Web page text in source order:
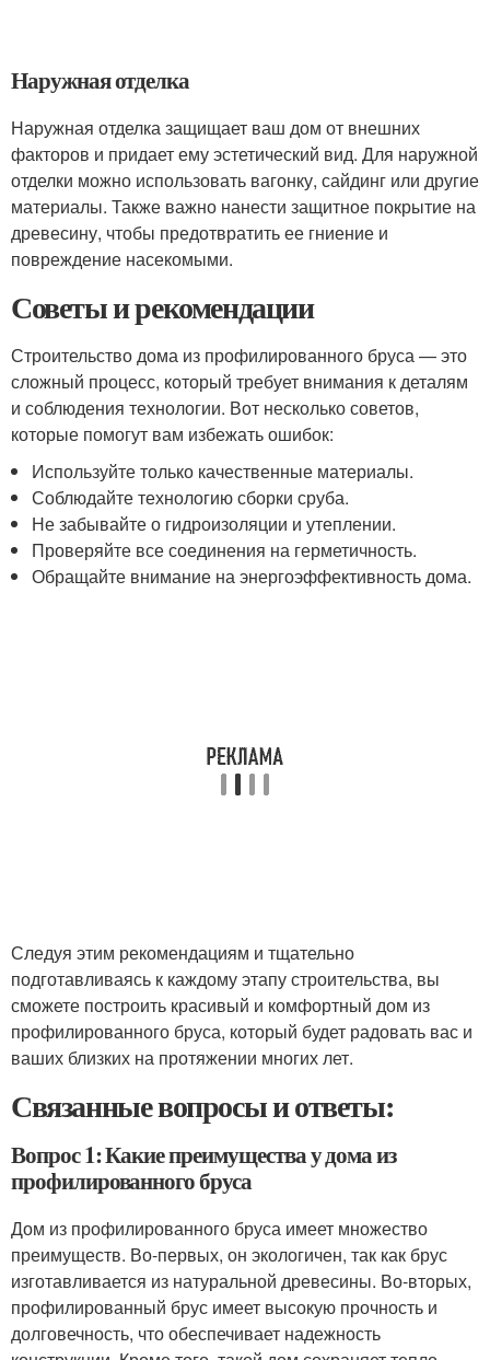
Наружная отделка
Наружная отделка защищает ваш дом от внешних
факторов и придает ему эстетический вид. Для наружной
отделки можно использовать вагонку, сайдинг или другие
материалы. Также важно нанести защитное покрытие на
древесину, чтобы предотвратить ее гниение и
повреждение насекомыми.
Советы и рекомендации
Строительство дома из профилированного бруса — это
сложный процесс, который требует внимания к деталям
и соблюдения технологии. Вот несколько советов,
которые помогут вам избежать ошибок:
Используйте только качественные материалы.
Соблюдайте технологию сборки сруба.
Не забывайте о гидроизоляции и утеплении.
Проверяйте все соединения на герметичность.
Обращайте внимание на энергоэффективность дома.
Следуя этим рекомендациям и тщательно
подготавливаясь к каждому этапу строительства, вы
сможете построить красивый и комфортный дом из
профилированного бруса, который будет радовать вас и
ваших близких на протяжении многих лет.
Связанные вопросы и ответы:
Вопрос 1: Какие преимущества у дома из
профилированного бруса
Дом из профилированного бруса имеет множество
преимуществ. Во-первых, он экологичен, так как брус
изготавливается из натуральной древесины. Во-вторых,
профилированный брус имеет высокую прочность и
долговечность, что обеспечивает надежность